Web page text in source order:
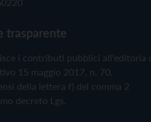
trasparente
i contributi pubblici all'editoria
15 maggio 2017, n. 70.
della lettera f) del comma 2
decreto Lgs.